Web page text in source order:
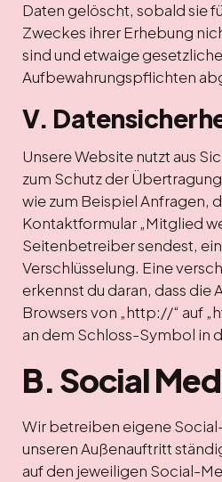
Daten gelöscht, sobald sie
Zweckes ihrer Erhebung
sind und etwaige gesetzliche
Aufbewahrungspflichten
V.
Unsere Website nutzt aus
zum Schutz der
wie zum Beispiel Anfragen,
Kontaktformular „Mitglied
Seitenbetreiber sendest,
Verschlüsselung. Eine
erkennst du daran, dass die
Browsers von „http://“ auf
an dem Schloss-Symbol in
B. Social
Wir betreiben eigene
unseren Außenauftritt
auf den jeweiligen Social-